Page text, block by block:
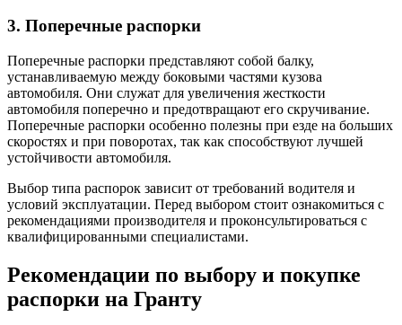
3. Поперечные распорки
Поперечные распорки представляют собой балку,
устанавливаемую между боковыми частями кузова
автомобиля. Они служат для увеличения жесткости
автомобиля поперечно и предотвращают его скручивание.
Поперечные распорки особенно полезны при езде на больших
скоростях и при поворотах, так как способствуют лучшей
устойчивости автомобиля.
Выбор типа распорок зависит от требований водителя и
условий эксплуатации. Перед выбором стоит ознакомиться с
рекомендациями производителя и проконсультироваться с
квалифицированными специалистами.
Рекомендации по выбору и покупке
распорки на Гранту